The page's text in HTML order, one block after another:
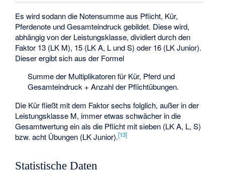
Es wird sodann die Notensumme aus Pflicht, Kür,
Pferdenote und Gesamteindruck gebildet. Diese wird,
abhängig von der Leistungsklasse, dividiert durch den
Faktor 13 (LK M), 15 (LK A, L und S) oder 16 (LK Junior).
Dieser ergibt sich aus der Formel
Summe der Multiplikatoren für Kür, Pferd und
Gesamteindruck + Anzahl der Pflichtübungen.
Die Kür fließt mit dem Faktor sechs folglich, außer in der
Leistungsklasse M, immer etwas schwächer in die
Gesamtwertung ein als die Pflicht mit sieben (LK A, L, S)
bzw. acht Übungen (LK Junior).[13]
Statistische Daten